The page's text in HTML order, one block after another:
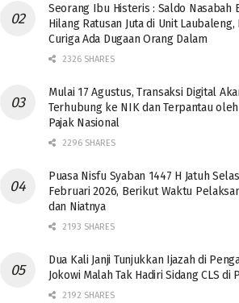
Seorang Ibu Histeris : Saldo Nasabah
Hilang Ratusan Juta di Unit Laubaleng,
Curiga Ada Dugaan Orang Dalam
2326 SHARES
Mulai 17 Agustus, Transaksi Digital
Terhubung ke NIK dan Terpantau
Pajak Nasional
2296 SHARES
Puasa Nisfu Syaban 1447 H Jatuh
Februari 2026, Berikut Waktu
dan Niatnya
2193 SHARES
Dua Kali Janji Tunjukkan Ijazah di
Jokowi Malah Tak Hadiri Sidang CLS di
2192 SHARES